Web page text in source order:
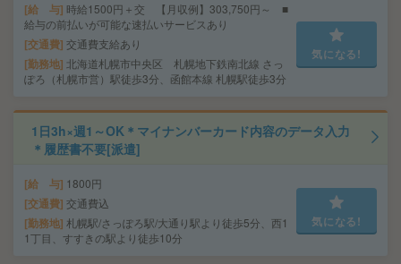
給 与 時給1500円＋交 【月収例】303,750円～ ■
給与の前払いが可能な速払いサービスあり
交通費 交通費支給あり
勤務地 北海道札幌市中央区 札幌地下鉄南北線 さっ
ぽろ（札幌市営）駅徒歩3分、函館本線 札幌駅徒歩3分
気になる!
1日3h×週1～OK＊マイナンバーカード内容のデータ入力
＊履歴書不要[派遣]
給 与 1800円
交通費 交通費込
勤務地 札幌駅/さっぽろ駅/大通り駅より徒歩5分、西1
1丁目、すすきの駅より徒歩10分
気になる!